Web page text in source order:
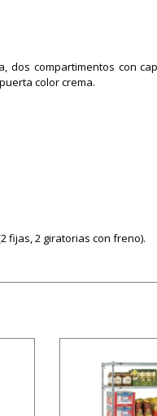
compartimentos con
color crema.
fijas, 2 giratorias con freno).